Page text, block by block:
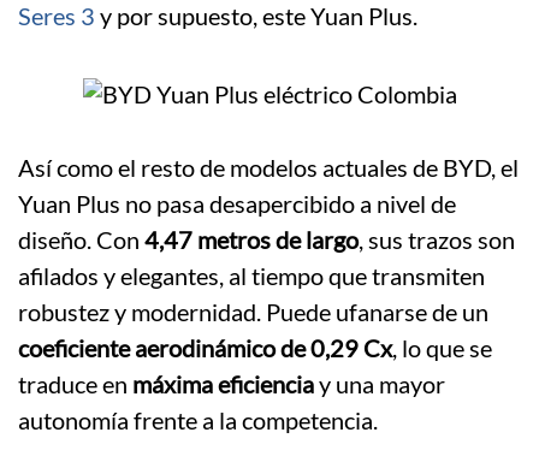
Seres 3 y por supuesto, este Yuan Plus.
Así como el resto de modelos actuales de BYD, el
Yuan Plus no pasa desapercibido a nivel de
diseño. Con 4,47 metros de largo, sus trazos son
afilados y elegantes, al tiempo que transmiten
robustez y modernidad. Puede ufanarse de un
coeficiente aerodinámico de 0,29 Cx, lo que se
traduce en máxima eficienciay una mayor
autonomía frente a la competencia.